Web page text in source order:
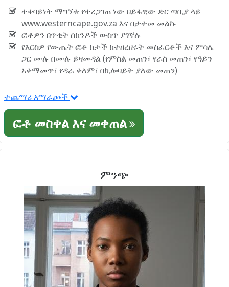
ተቀባይነት ማግኘቱ የተረጋገጠ ነው በይፋዊው ድር ጣቢያ ላይ
www.westerncape.gov.za እና በታተመ መልኩ
ፎቶዎን በጥቂት ሰከንዶች ውስጥ ያገኛሉ
የእርስዎ የውጤት ፎቶ ከታች ከተዘረዘሩት መስፈርቶች እና ምሳሌ
ጋር ሙሉ በሙሉ ይዛመዳል (የምስል መጠን፣ የራስ መጠን፣ የዓይን
አቀማመጥ፣ የዳራ ቀለም፣ በኪሎባይት ያለው መጠን)
ተጨማሪ አማራጮች
ፎቶ መስቀል እና መቀጠል
ምንጭ